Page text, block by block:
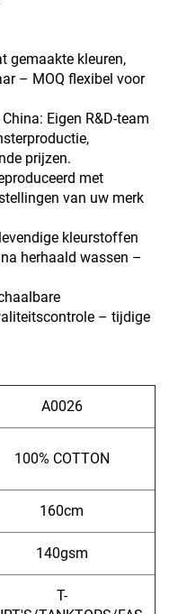
gemaakte kleuren,
– MOQ flexibel voor
Eigen R&D-team
prijzen.
met
van uw merk
kleurstoffen
herhaald wassen –
– tijdige
A0026
100% COTTON
160cm
140gsm
T-